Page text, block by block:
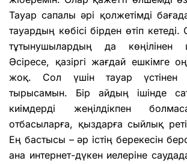
Тауар сапалы әрі қолжетімді
тауардың көбісі бірден өтіп
тұтынушылардың да көңілінен
Әсіресе, қазіргі жағдай ешкімге
жоқ. Сол үшін тауар үстінен
тырысамын. Бір айдың ішінде
киімдерді жеңілдікпен
отбасыларға, қыздарға сыйлық
Ең бастысы – әр істің берекесін
ана интернет-дүкен иелеріне